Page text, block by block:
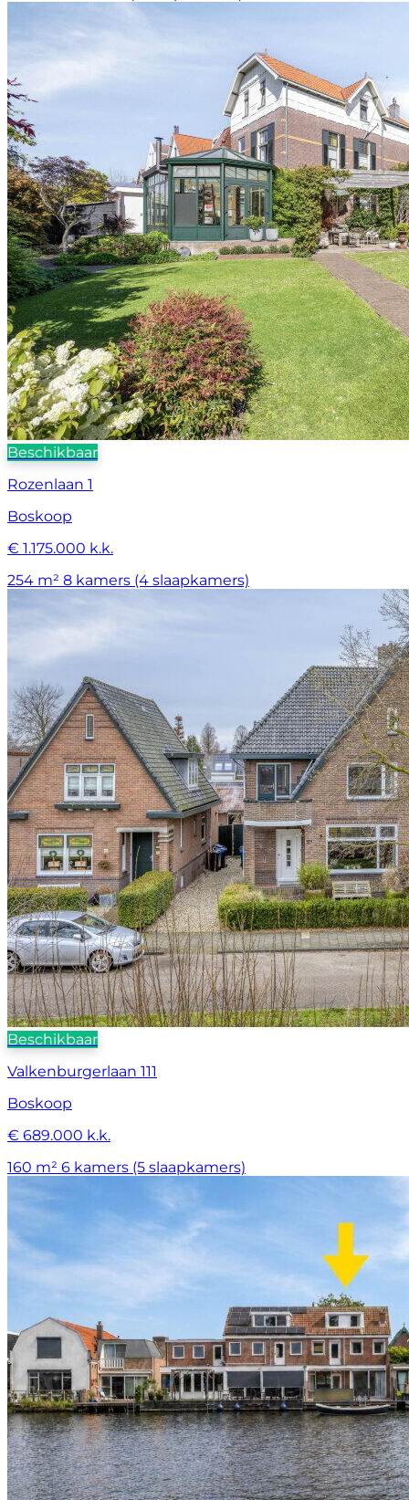
Beschikbaar
Rozenlaan 1
Boskoop
€ 1.175.000 k.k.
254 m² 8 kamers (4 slaapkamers)
Beschikbaar
Valkenburgerlaan 111
Boskoop
€ 689.000 k.k.
160 m² 6 kamers (5 slaapkamers)